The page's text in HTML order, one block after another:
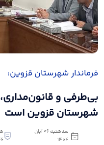
فرماندار شهرستان قزوین:
بی‌طرفی و
شهرستان قزوین است
سه‌شنبه 06 آبان
1404